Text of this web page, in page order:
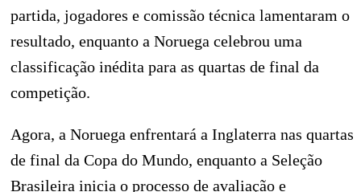
partida, jogadores e comissão técnica lamentaram o
resultado, enquanto a Noruega celebrou uma
classificação inédita para as quartas de final da
competição.
Agora, a Noruega enfrentará a Inglaterra nas quartas
de final da Copa do Mundo, enquanto a Seleção
Brasileira inicia o processo de avaliação e